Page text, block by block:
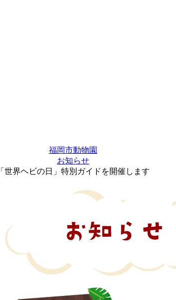
福岡市動物園
お知らせ
「世界ヘビの日」特別ガイドを開催します